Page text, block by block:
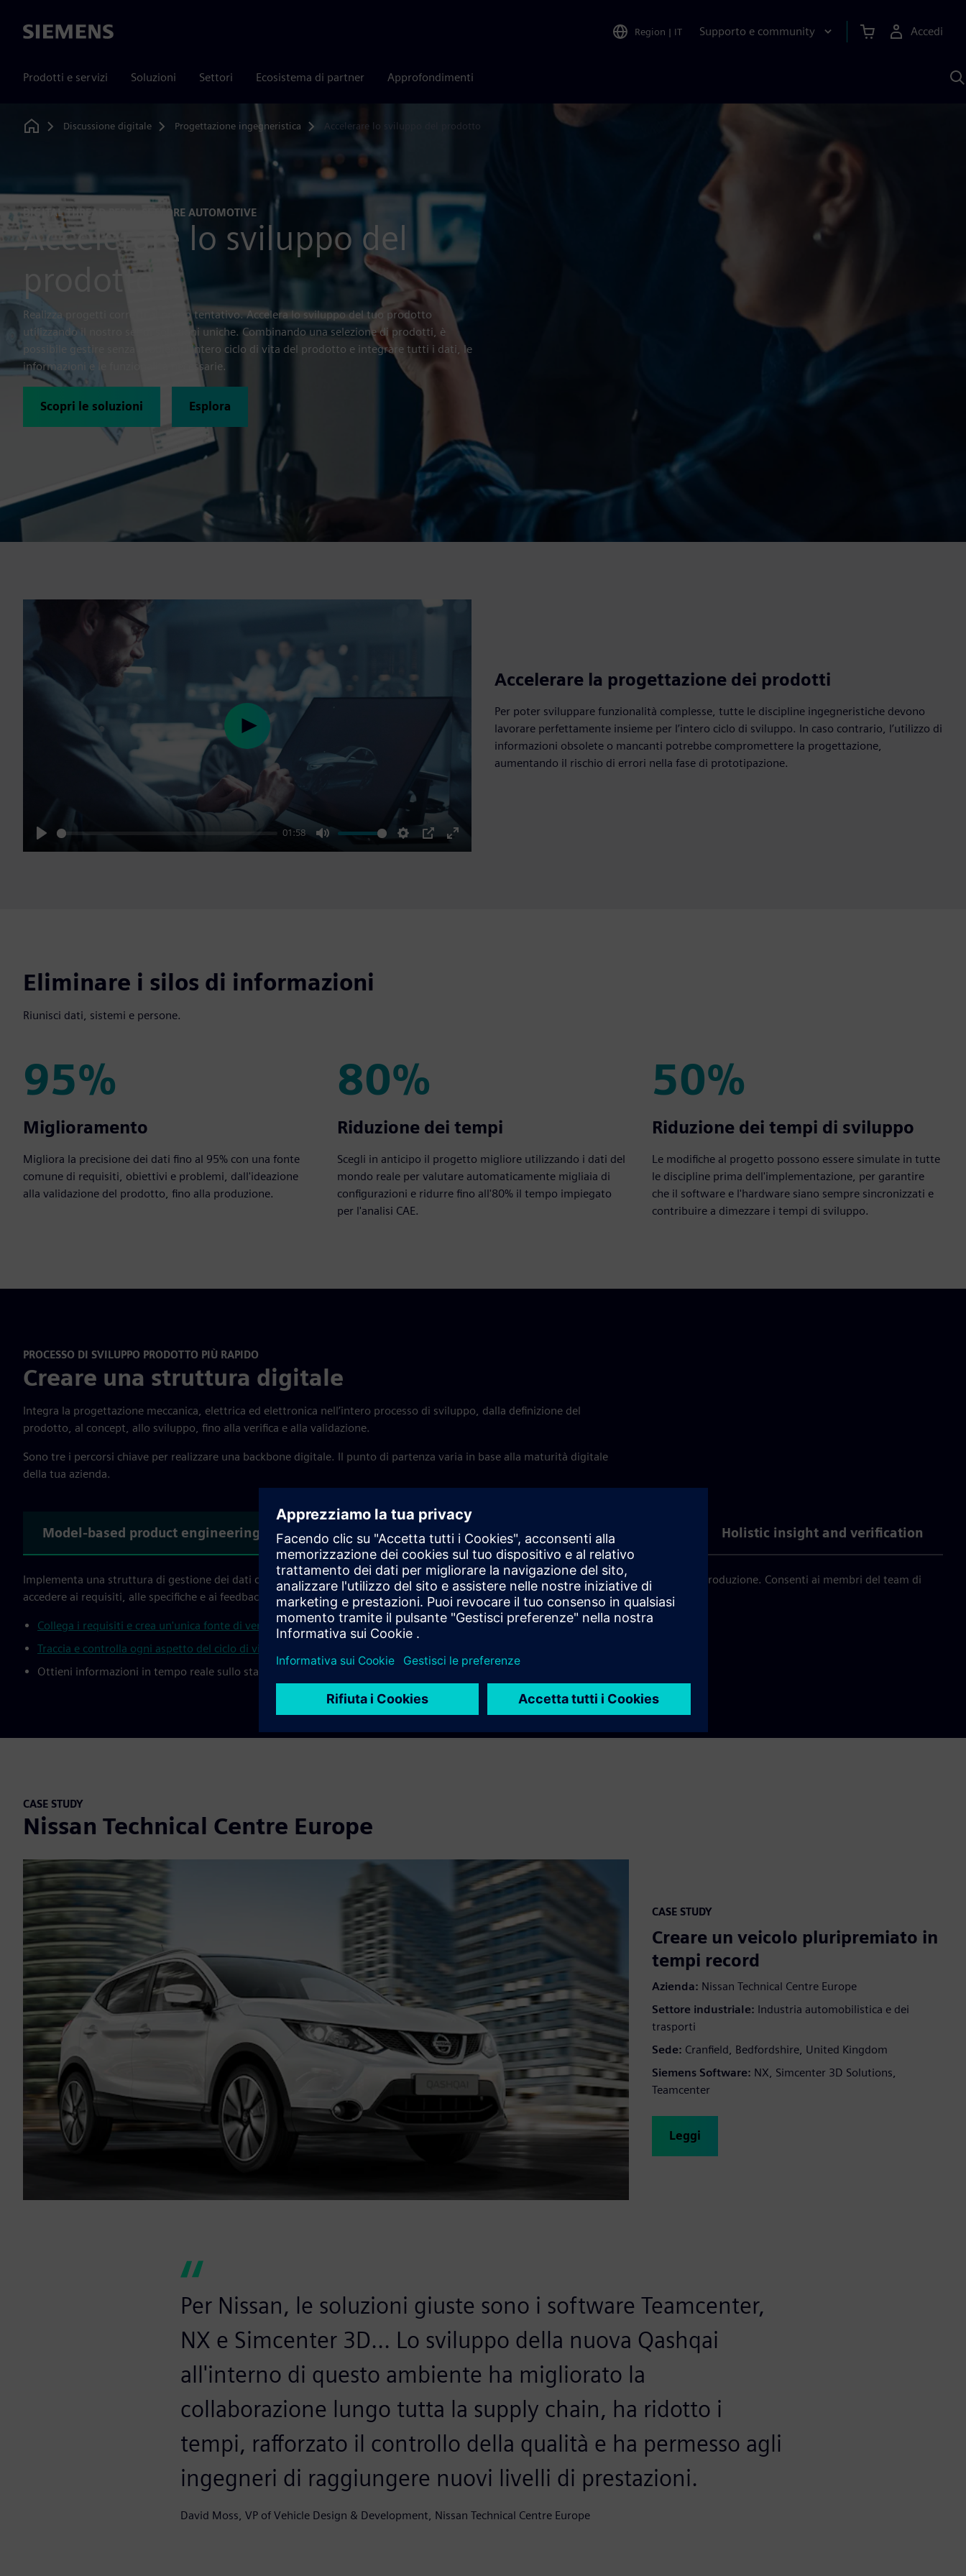
Siemens Region | IT Supporto e community Accedi
Prodotti e servizi Soluzioni Settori Ecosistema di partner Approfondimenti
Home
Discussione digitale Progettazione ingegneristica Accelerare lo sviluppo del prodotto
DIGITAL THREAD PER IL SETTORE AUTOMOTIVE
Accelerare lo sviluppo del
prodotto
Realizza progetti corretti al primo tentativo. Accelera lo sviluppo del tuo prodotto
utilizzando il nostro set di soluzioni uniche. Combinando una selezione di prodotti, è
possibile gestire senza problemi l'intero ciclo di vita del prodotto e integrare tutti i dati, le
informazioni e le funzionalità necessarie.
Scopri le soluzioni Esplora
Accelerare la progettazione dei prodotti
Per poter sviluppare funzionalità complesse, tutte le discipline ingegneristiche devono
lavorare perfettamente insieme per l’intero ciclo di sviluppo. In caso contrario, l’utilizzo di
informazioni obsolete o mancanti potrebbe compromettere la progettazione,
aumentando il rischio di errori nella fase di prototipazione.
Play
01:58
Mute Settings
PIP
Enter
Play
Eliminare i silos di informazioni
Riunisci dati, sistemi e persone.
95%
95%
Miglioramento
Migliora la precisione dei dati fino al 95% con una fonte
comune di requisiti, obiettivi e problemi, dall'ideazione
alla validazione del prodotto, fino alla produzione.
80%
80%
Riduzione dei tempi
Scegli in anticipo il progetto migliore utilizzando i dati del
mondo reale per valutare automaticamente migliaia di
configurazioni e ridurre fino all'80% il tempo impiegato
per l'analisi CAE.
50%
50%
Riduzione dei tempi di sviluppo
Le modifiche al progetto possono essere simulate in tutte
le discipline prima dell'implementazione, per garantire
che il software e l'hardware siano sempre sincronizzati e
contribuire a dimezzare i tempi di sviluppo.
PROCESSO DI SVILUPPO PRODOTTO PIÙ RAPIDO
Creare una struttura digitale
Integra la progettazione meccanica, elettrica ed elettronica nell’intero processo di sviluppo, dalla definizione del
prodotto, al concept, allo sviluppo, fino alla verifica e alla validazione.
Sono tre i percorsi chiave per realizzare una backbone digitale. Il punto di partenza varia in base alla maturità digitale
della tua azienda.
Model-based product engineering Intelligent product design Multi-domain collaboration Holistic insight and verification
Implementa una struttura di gestione dei dati che colleghi i vari reparti dell’azienda e consenta la tracciabilità dei dati dall'ideazione alla produzione. Consenti ai membri del team di
accedere ai requisiti, alle specifiche e ai feedback attuali in tempo reale.
Collega i requisiti e crea un'unica fonte di verità
Traccia e controlla ogni aspetto del ciclo di vita del prodotto
Ottieni informazioni in tempo reale sullo stato del programma
CASE STUDY
Nissan Technical Centre Europe
CASE STUDY
Creare un veicolo pluripremiato in
tempi record
Azienda: Nissan Technical Centre Europe
Settore industriale: Industria automobilistica e dei
trasporti
Sede: Cranfield, Bedfordshire, United Kingdom
Siemens Software: NX, Simcenter 3D Solutions,
Teamcenter
Leggi
Per Nissan, le soluzioni giuste sono i software Teamcenter,
NX e Simcenter 3D... Lo sviluppo della nuova Qashqai
all'interno di questo ambiente ha migliorato la
collaborazione lungo tutta la supply chain, ha ridotto i
tempi, rafforzato il controllo della qualità e ha permesso agli
ingegneri di raggiungere nuovi livelli di prestazioni.
David Moss, VP of Vehicle Design & Development, Nissan Technical Centre Europe